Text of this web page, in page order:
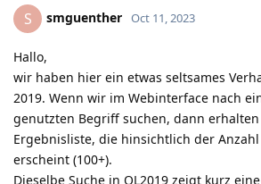
S smguenther Oct 11, 2023
Hallo,
wir haben hier ein etwas seltsames
2019. Wenn wir im Webinterface nach
genutzten Begriff suchen, dann
Ergebnisliste, die hinsichtlich der
erscheint (100+).
Dieselbe Suche in OL2019 zeigt kurz